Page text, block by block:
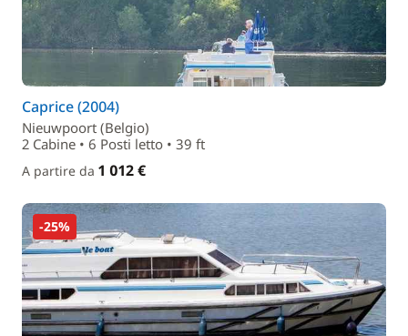
Caprice (2004)
Nieuwpoort (Belgio)
2 Cabine • 6 Posti letto • 39 ft
A partire da 1 012 €
-25%